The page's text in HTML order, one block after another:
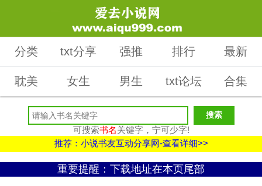
分类 txt分享 强推 排行 最新
耽美 女生 男生 txt论坛 合集
可搜索书名关键字，宁可少字!
推荐：小说书友互动分享网-查看详细>>
重要提醒：下载地址在本页尾部